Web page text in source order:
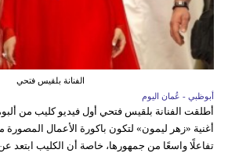
الفنانة بلقيس فتحي
أبوظبي - عُمان اليوم
أطلقت الفنانة بلقيس فتحي أول فيديو كليب من
أغنية «زهر ليمون» لتكون باكورة الأعمال
تفاعلًا واسعًا من جمهورها، خاصة أن الكليب ابتعد